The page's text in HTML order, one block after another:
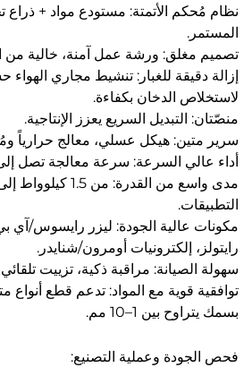
نظام مُحكم الأتمتة: مستودع مواد + ذراع
المستمر.
تصميم مغلق: ورشة عمل آمنة، خالية من
إزالة دقيقة للغبار: تنشيط مجاري
لاستخلاص الدخان بكفاءة.
منصّتان: التبديل السريع يعزز الإنتاجية.
سرير متين: هيكل عسلي، معالج حرارياً
أداء عالي السرعة: سرعة معالجة تصل إلى 130 متر/
التطبيقات.
مكونات عالية الجودة: ليزر رايسوس/
رايتولز، إلكترونيات أومرون/شنايدر.
سهولة الصيانة: مراقبة ذكية، تزييت
توافقية قوية مع المواد: تدعم قطع أنواع
بسمك يتراوح بين 1–10 مم.
فحص الجودة وعملية التصنيع: